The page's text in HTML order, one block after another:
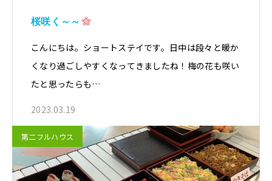
桜咲く～～
こんにちは。ショートステイです。日中は段々と暖か
くなり過ごしやすくなってきましたね！梅の花も咲い
たと思ったらも…
2023.03.19
第二フルハウス